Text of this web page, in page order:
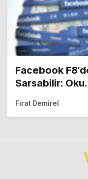
Facebook
Sarsabilir:
Fırat Demirel